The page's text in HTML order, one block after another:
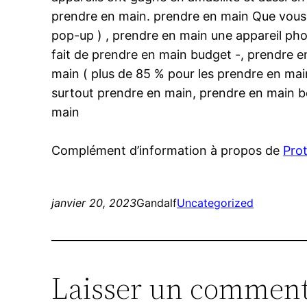
prendre en main. prendre en main Que
pop-up ) , prendre en main une appareil
fait de prendre en main budget -, prendre
main ( plus de 85 % pour les prendre en
surtout prendre en main, prendre en main
main
Complément d’information à propos de
janvier 20, 2023GandalfUncategorized
Laisser un